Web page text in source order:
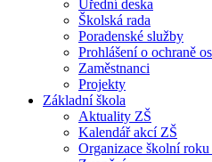
Úřední deska
Školská rada
Poradenské služby
Prohlášení o ochraně
Zaměstnanci
Projekty
Základní škola
Aktuality ZŠ
Kalendář akcí ZŠ
Organizace školní